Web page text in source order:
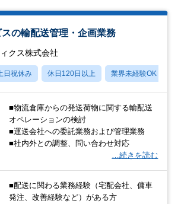
の輸配送管理・企画業務
クス株式会社
日祝休み 休日120日以上 業界未経験OK
■物流倉庫からの発送荷物に関する輸配送
オペレーションの検討
■運送会社への委託業務および管理業務
■社内外との調整、問い合わせ対応
…続きを読む
■配送に関わる業務経験（宅配会社、傭車
発注、改善経験など）がある方